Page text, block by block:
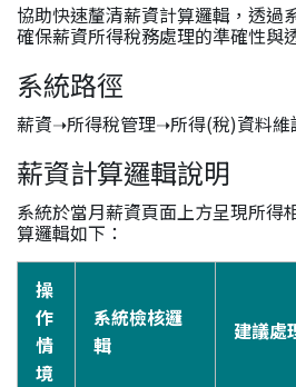
協助快速釐清薪資計算邏輯，透過
確保薪資所得稅務處理的準確性與
系統路徑
薪資➝所得稅管理➝所得(稅)資料維
薪資計算邏輯說明
系統於當月薪資頁面上方呈現所得
算邏輯如下：
操
作
情
境
系統檢核邏
輯
建議處